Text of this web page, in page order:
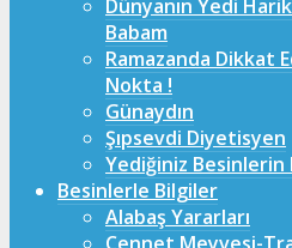
Dünyanın Yedi
Babam
Ramazanda Dikkat
Nokta !
Günaydın
Şıpsevdi Diyetisyen
Yediğiniz Besinlerin
Besinlerle Bilgiler
Alabaş Yararları